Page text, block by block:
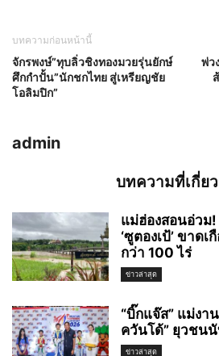
บทความก่อนหน้านี้
จักรพงษ์”ทุบลิ่วชิงทองมวยรุ่นยักษ์
ศึกกำปั้น”นักชกไทย สู่เหรียญชัย
โอลิมปิก”
พ่ว
admin
บทความที่เกี่ย
แม่ฮ่องสอนอ่วม
‘ซูตองเป้’ ขาด
กว่า 100 ไร่
ข่าวล่าสุด
“บิ๊กแจ๊ส” แม่งา
ควันโด้” ยุวชน
ข่าวล่าสุด